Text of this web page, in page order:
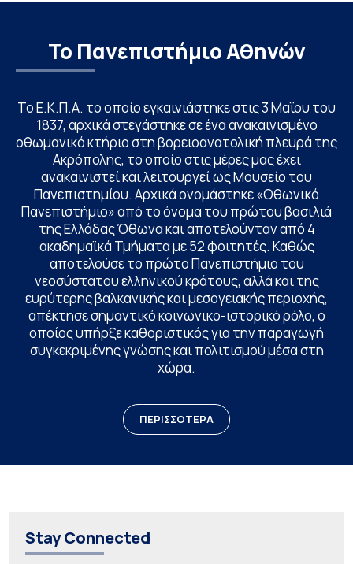
Το Πανεπιστήμιο Αθηνών
Το Ε.Κ.Π.Α. το οποίο εγκαινιάστηκε στις 3 Μαΐου του
1837, αρχικά στεγάστηκε σε ένα ανακαινισμένο
οθωμανικό κτήριο στη βορειοανατολική πλευρά της
Ακρόπολης, το οποίο στις μέρες μας έχει
ανακαινιστεί και λειτουργεί ως Μουσείο του
Πανεπιστημίου. Αρχικά ονομάστηκε «Οθωνικό
Πανεπιστήμιο» από το όνομα του πρώτου βασιλιά
της Ελλάδας Όθωνα και αποτελούνταν από 4
ακαδημαϊκά Τμήματα με 52 φοιτητές. Καθώς
αποτελούσε το πρώτο Πανεπιστήμιο του
νεοσύστατου ελληνικού κράτους, αλλά και της
ευρύτερης βαλκανικής και μεσογειακής περιοχής,
απέκτησε σημαντικό κοινωνικο-ιστορικό ρόλο, ο
οποίος υπήρξε καθοριστικός για την παραγωγή
συγκεκριμένης γνώσης και πολιτισμού μέσα στη
χώρα.
ΠΕΡΙΣΣΟΤΕΡΑ
Stay Connected